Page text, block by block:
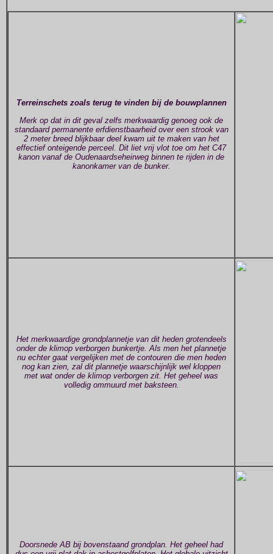
Terreinschets zoals terug te vinden bij de bouwplannen
Merk op dat in dit geval zelfs merkwaardig genoeg ook de
standaard permanente erfdienstbaarheid over een strook van
2 meter breed blijkbaar deel kwam uit te maken van het
effectief onteigende perceel. Dit liet vrij vlot toe om het C47
kanon vanaf de Oudenaardseheirweg binnen te rijden in de
kanonkamer van de bunker.
Het merkwaardige grondplannetje van dit heden grotendeels
onder de klimop verborgen bunkertje. Als men het plannetje
nu echter gaat vergelijken met de contouren die men heden
nog kan zien, zal dit plannetje waarschijnlijk wel kloppen
met wat onder de klimop verborgen zit. Het geheel was
volledig ommuurd met baksteen.
Doorsnede AB bij bovenstaand grondplan. Het geheel had